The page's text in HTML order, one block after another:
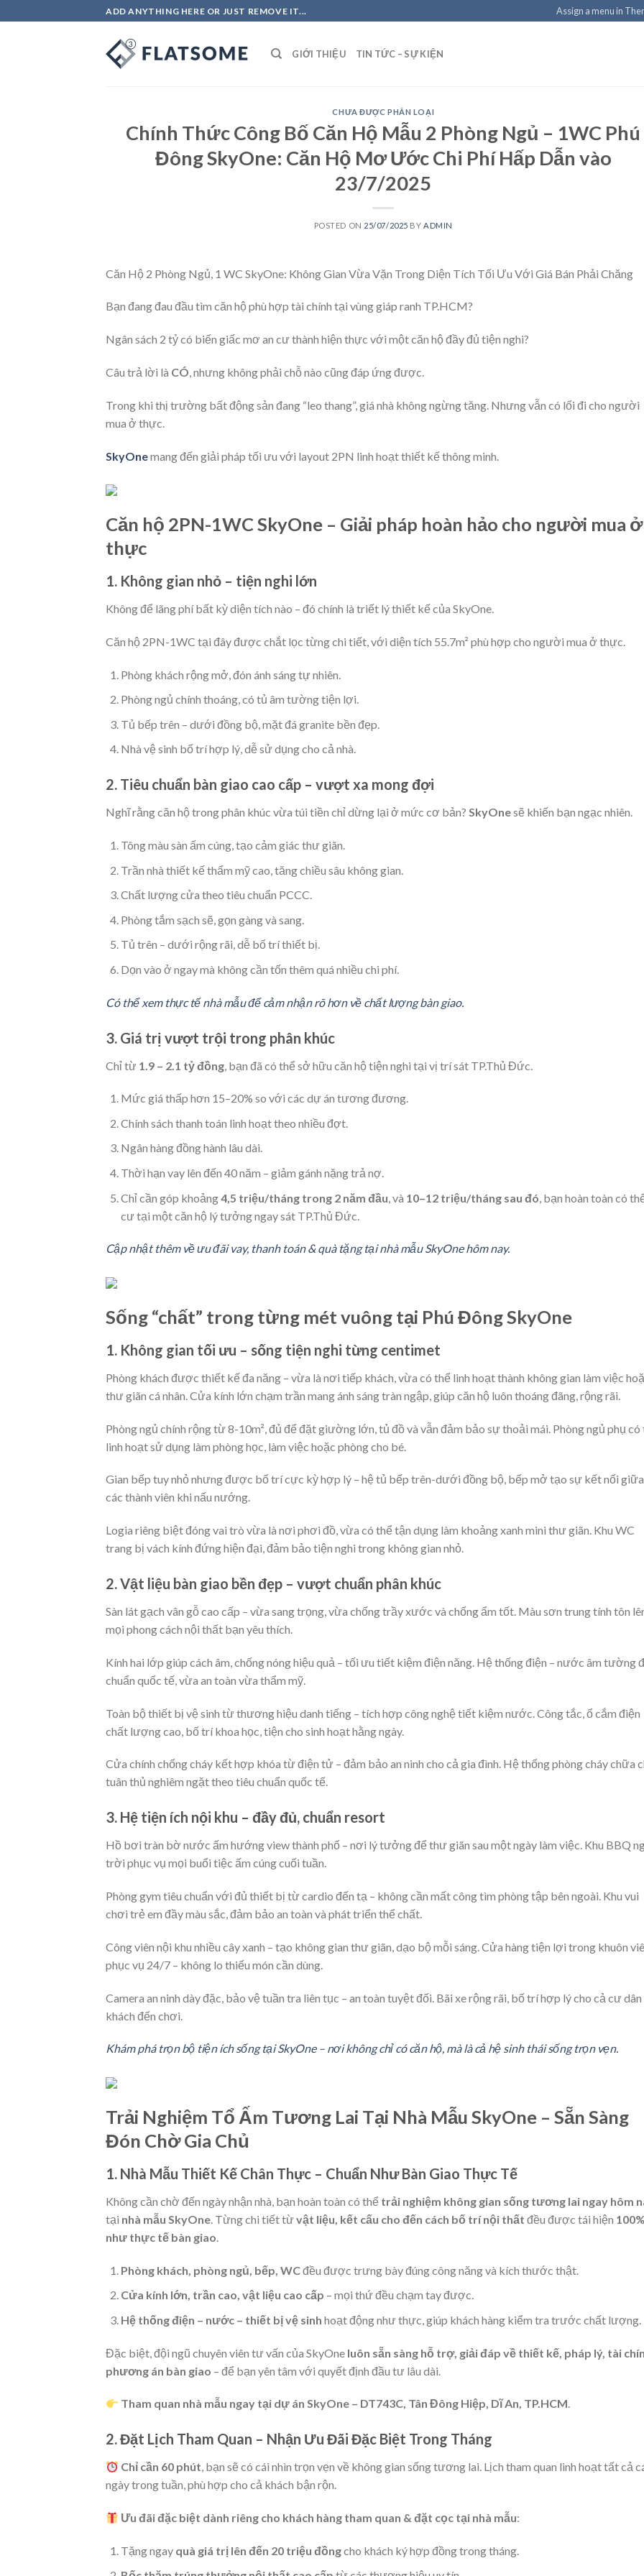
to
ADD ANYTHING HERE OR JUST REMOVE IT... Assign a menu in
GIỚI THIỆU TIN TỨC – SỰ KIỆN
CHƯA ĐƯỢC PHÂN LOẠI
Chính Thức Công Bố Căn Hộ Mẫu 2 Phòng Ngủ – 1WC Phú
Đông SkyOne: Căn Hộ Mơ Ước Chi Phí Hấp Dẫn vào
23/7/2025
POSTED ON 25/07/2025 BY ADMIN
Căn Hộ 2 Phòng Ngủ, 1 WC SkyOne: Không Gian Vừa Vặn Trong Diện Tích Tối Ưu Với Giá Bán Phải Chăng
Bạn đang đau đầu tìm căn hộ phù hợp tài chính tại vùng giáp ranh TP.HCM?
Ngân sách 2 tỷ có biến giấc mơ an cư thành hiện thực với một căn hộ đầy đủ tiện nghi?
Câu trả lời là CÓ, nhưng không phải chỗ nào cũng đáp ứng được.
Trong khi thị trường bất động sản đang “leo thang”, giá nhà không ngừng tăng. Nhưng vẫn có lối đi cho người
mua ở thực.
SkyOnemang đến giải pháp tối ưu với layout 2PN linh hoạt thiết kế thông minh.
Căn hộ 2PN-1WC SkyOne – Giải pháp hoàn hảo cho người mua ở
thực
1. Không gian nhỏ – tiện nghi lớn
Không để lãng phí bất kỳ diện tích nào – đó chính là triết lý thiết kế của SkyOne.
Căn hộ 2PN-1WC tại đây được chắt lọc từng chi tiết, với diện tích 55.7m² phù hợp cho người mua ở thực.
Phòng khách rộng mở, đón ánh sáng tự nhiên.
Phòng ngủ chính thoáng, có tủ âm tường tiện lợi.
Tủ bếp trên – dưới đồng bộ, mặt đá granite bền đẹp.
Nhà vệ sinh bố trí hợp lý, dễ sử dụng cho cả nhà.
2. Tiêu chuẩn bàn giao cao cấp – vượt xa mong đợi
Nghĩ rằng căn hộ trong phân khúc vừa túi tiền chỉ dừng lại ở mức cơ bản? SkyOnesẽ khiến bạn ngạc nhiên.
Tông màu sàn ấm cúng, tạo cảm giác thư giãn.
Trần nhà thiết kế thẩm mỹ cao, tăng chiều sâu không gian.
Chất lượng cửa theo tiêu chuẩn PCCC.
Phòng tắm sạch sẽ, gọn gàng và sang.
Tủ trên – dưới rộng rãi, dễ bố trí thiết bị.
Dọn vào ở ngay mà không cần tốn thêm quá nhiều chi phí.
Có thể xem thực tế nhà mẫu để cảm nhận rõ hơn về chất lượng bàn giao.
3. Giá trị vượt trội trong phân khúc
Chỉ từ 1.9 – 2.1 tỷ đồng , bạn đã có thể sở hữu căn hộ tiện nghi tại vị trí sát TP.Thủ Đức.
Mức giá thấp hơn 15–20% so với các dự án tương đương.
Chính sách thanh toán linh hoạt theo nhiều đợt.
Ngân hàng đồng hành lâu dài.
Thời hạn vay lên đến 40 năm – giảm gánh nặng trả nợ.
Chỉ cần góp khoảng4,5 triệu/tháng trong 2 năm đầu , và 10–12 triệu/tháng sau đó , bạn hoàn toàn có
cư tại một căn hộ lý tưởng ngay sát TP.Thủ Đức.
Cập nhật thêm về ưu đãi vay, thanh toán & quà tặng tại nhà mẫu SkyOne hôm nay.
Sống “chất” trong từng mét vuông tại Phú Đông SkyOne
1. Không gian tối ưu – sống tiện nghi từng centimet
Phòng khách được thiết kế đa năng – vừa là nơi tiếp khách, vừa có thể linh hoạt thành không gian làm việc
thư giãn cá nhân. Cửa kính lớn chạm trần mang ánh sáng tràn ngập, giúp căn hộ luôn thoáng đãng, rộng rãi.
Phòng ngủ chính rộng từ 8-10m², đủ để đặt giường lớn, tủ đồ và vẫn đảm bảo sự thoải mái. Phòng ngủ phụ có
linh hoạt sử dụng làm phòng học, làm việc hoặc phòng cho bé.
Gian bếp tuy nhỏ nhưng được bố trí cực kỳ hợp lý – hệ tủ bếp trên-dưới đồng bộ, bếp mở tạo sự kết nối giữa
các thành viên khi nấu nướng.
Logia riêng biệt đóng vai trò vừa là nơi phơi đồ, vừa có thể tận dụng làm khoảng xanh mini thư giãn. Khu WC
trang bị vách kính đứng hiện đại, đảm bảo tiện nghi trong không gian nhỏ.
2. Vật liệu bàn giao bền đẹp – vượt chuẩn phân khúc
Sàn lát gạch vân gỗ cao cấp – vừa sang trọng, vừa chống trầy xước và chống ẩm tốt. Màu sơn trung tính tôn
mọi phong cách nội thất bạn yêu thích.
Kính hai lớp giúp cách âm, chống nóng hiệu quả – tối ưu tiết kiệm điện năng. Hệ thống điện – nước âm tường
chuẩn quốc tế, vừa an toàn vừa thẩm mỹ.
Toàn bộ thiết bị vệ sinh từ thương hiệu danh tiếng – tích hợp công nghệ tiết kiệm nước. Công tắc, ổ cắm điện
chất lượng cao, bố trí khoa học, tiện cho sinh hoạt hằng ngày.
Cửa chính chống cháy kết hợp khóa từ điện tử – đảm bảo an ninh cho cả gia đình. Hệ thống phòng cháy chữa
tuân thủ nghiêm ngặt theo tiêu chuẩn quốc tế.
3. Hệ tiện ích nội khu – đầy đủ, chuẩn resort
Hồ bơi tràn bờ nước ấm hướng view thành phố – nơi lý tưởng để thư giãn sau một ngày làm việc. Khu BBQ
trời phục vụ mọi buổi tiệc ấm cúng cuối tuần.
Phòng gym tiêu chuẩn với đủ thiết bị từ cardio đến tạ – không cần mất công tìm phòng tập bên ngoài. Khu vui
chơi trẻ em đầy màu sắc, đảm bảo an toàn và phát triển thể chất.
Công viên nội khu nhiều cây xanh – tạo không gian thư giãn, dạo bộ mỗi sáng. Cửa hàng tiện lợi trong khuôn
phục vụ 24/7 – không lo thiếu món cần dùng.
Camera an ninh dày đặc, bảo vệ tuần tra liên tục – an toàn tuyệt đối. Bãi xe rộng rãi, bố trí hợp lý cho cả cư
khách đến chơi.
Khám phá trọn bộ tiện ích sống tại SkyOne – nơi không chỉ có căn hộ, mà là cả hệ sinh thái sống trọn vẹn.
Trải Nghiệm Tổ Ấm Tương Lai Tại Nhà Mẫu SkyOne – Sẵn Sàng
Đón Chờ Gia Chủ
1. Nhà Mẫu Thiết Kế Chân Thực – Chuẩn Như Bàn Giao Thực Tế
Không cần chờ đến ngày nhận nhà, bạn hoàn toàn có thể trải nghiệm không gian sống tương lai ngay hôm
tại nhà mẫu SkyOne. Từng chi tiết từvật liệu, kết cấu cho đến cách bố trí nội thất đều được tái hiện
như thực tế bàn giao.
Phòng khách, phòng ngủ, bếp, WCđều được trưng bày đúng công năng và kích thước thật.
Cửa kính lớn, trần cao, vật liệu cao cấp – mọi thứ đều chạm tay được.
Hệ thống điện – nước – thiết bị vệ sinh hoạt động như thực, giúp khách hàng kiểm tra trước chất lượng.
Đặc biệt, đội ngũ chuyên viên tư vấn của SkyOne luôn sẵn sàng hỗ trợ, giải đáp về thiết kế, pháp lý, tài
phương án bàn giao – để bạn yên tâm với quyết định đầu tư lâu dài.
Tham quan nhà mẫu ngay tại dự án SkyOne – DT743C, Tân Đông Hiệp, Dĩ An, TP.HCM.
2. Đặt Lịch Tham Quan – Nhận Ưu Đãi Đặc Biệt Trong Tháng
Chỉ cần 60 phút, bạn sẽ có cái nhìn trọn vẹn về không gian sống tương lai. Lịch tham quan linh hoạt tất cả
ngày trong tuần, phù hợp cho cả khách bận rộn.
Ưu đãi đặc biệt dành riêng cho khách hàng tham quan & đặt cọc tại nhà mẫu:
Tặng ngay quà giá trị lên đến 20 triệu đồngcho khách ký hợp đồng trong tháng.